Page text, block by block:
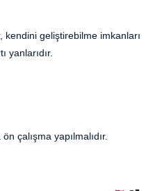
geliştirebilme imkanları
yanlarıdır.
çalışma yapılmalıdır.